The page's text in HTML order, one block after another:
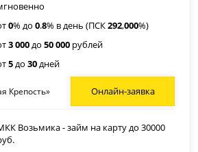
0% до0.8% в день (ПСК292,000%)
3 000до50 000 рублей
5до30дней
Крепость» Онлайн-заявка
Возьмика - займ на карту до 30000